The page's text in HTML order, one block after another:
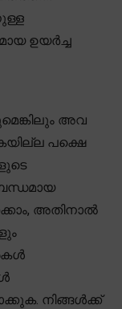
ഉയർച്ച
അവ
പക്ഷെ
അതിനാൽ
നിങ്ങൾക്ക്